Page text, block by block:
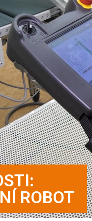
ROBOT